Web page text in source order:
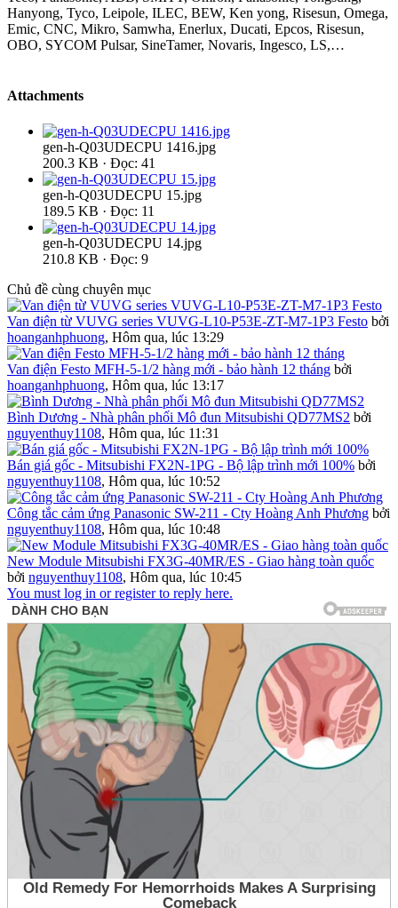
Hanyong, Tyco, Leipole, ILEC, BEW, Ken yong, Risesun, Omega,
Emic, CNC, Mikro, Samwha, Enerlux, Ducati, Epcos, Risesun,
OBO, SYCOM Pulsar, SineTamer, Novaris, Ingesco, LS,…
Attachments
gen-h-Q03UDECPU 1416.jpg
200.3 KB · Đọc: 41
gen-h-Q03UDECPU 15.jpg
189.5 KB · Đọc: 11
gen-h-Q03UDECPU 14.jpg
210.8 KB · Đọc: 9
Chủ đề cùng chuyên mục
Van điện từ VUVG series VUVG-L10-P53E-ZT-M7-1P3 Festo bởi
hoanganhphuong, Hôm qua, lúc 13:29
Van điện Festo MFH-5-1/2 hàng mới - bảo hành 12 tháng bởi
hoanganhphuong, Hôm qua, lúc 13:17
Bình Dương - Nhà phân phối Mô đun Mitsubishi QD77MS2 bởi
nguyenthuy1108, Hôm qua, lúc 11:31
Bán giá gốc - Mitsubishi FX2N-1PG - Bộ lập trình mới 100% bởi
nguyenthuy1108, Hôm qua, lúc 10:52
Công tắc cảm ứng Panasonic SW-211 - Cty Hoàng Anh Phương bởi
nguyenthuy1108, Hôm qua, lúc 10:48
New Module Mitsubishi FX3G-40MR/ES - Giao hàng toàn quốc
bởi nguyenthuy1108, Hôm qua, lúc 10:45
You must log in or register to reply here.